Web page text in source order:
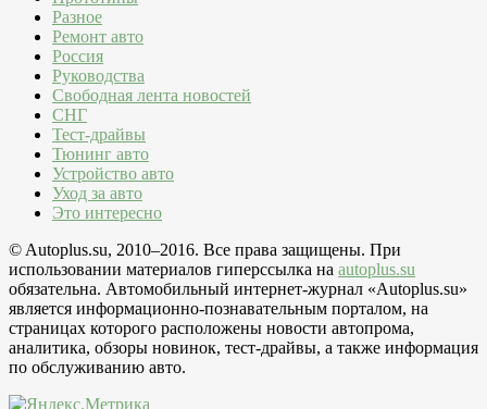
Разное
Ремонт авто
Россия
Руководства
Свободная лента новостей
СНГ
Тест-драйвы
Тюнинг авто
Устройство авто
Уход за авто
Это интересно
© Autoplus.su, 2010–2016. Все права защищены. При
использовании материалов гиперссылка на autoplus.su
обязательна. Автомобильный интернет-журнал «Autoplus.su»
является информационно-познавательным порталом, на
страницах которого расположены новости автопрома,
аналитика, обзоры новинок, тест-драйвы, а также информация
по обслуживанию авто.